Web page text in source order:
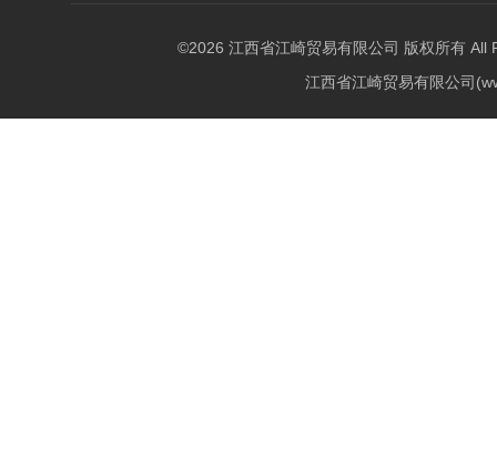
©2026 江西省江崎贸易有限公司 版权所有 All
江西省江崎贸易有限公司